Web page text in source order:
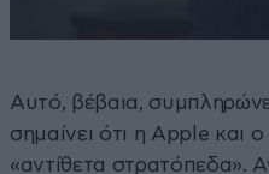
Αυτό, βέβαια,
σημαίνει ότι η Apple και
«αντίθετα στρατόπεδα».